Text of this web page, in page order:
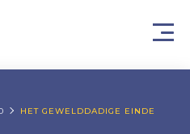
HET GEWELDDADIGE EINDE